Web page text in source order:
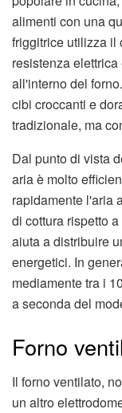
alimenti con una
friggitrice utilizza il
resistenza
all'interno del
cibi croccanti e
tradizionale, ma
Dal punto di vista
aria è molto
rapidamente l'aria
di cottura rispetto
aiuta a distribuire
energetici. In
mediamente tra i
a seconda del
Forno
Il forno ventilato,
un altro